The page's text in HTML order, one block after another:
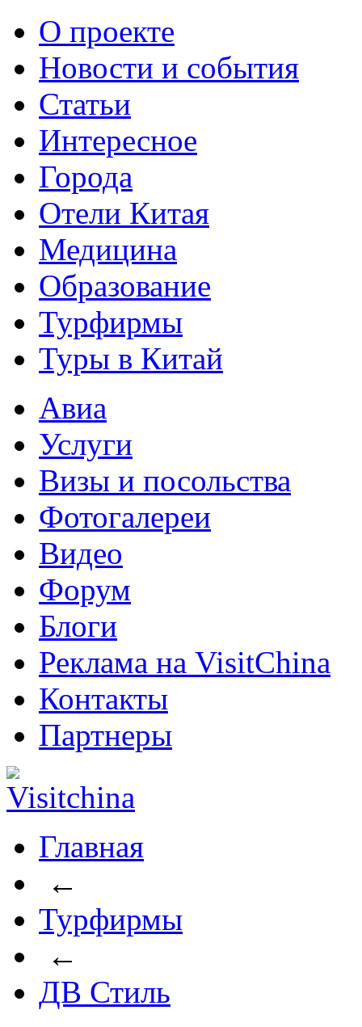
О проекте
Новости и события
Статьи
Интересное
Города
Отели Китая
Медицина
Образование
Турфирмы
Туры в Китай
Авиа
Услуги
Визы и посольства
Фотогалереи
Видео
Форум
Блоги
Реклама на VisitChina
Контакты
Партнеры
Главная
←
Турфирмы
←
ДВ Стиль